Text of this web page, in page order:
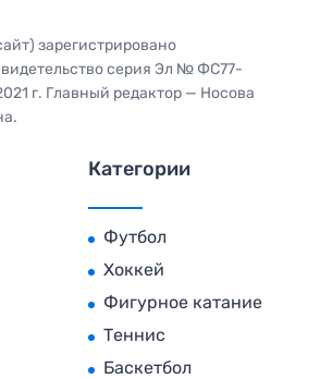
зарегистрировано
серия Эл № ФС77-
г. Главный редактор — Носова
Категории
Футбол
Хоккей
Фигурное катание
Теннис
Баскетбол